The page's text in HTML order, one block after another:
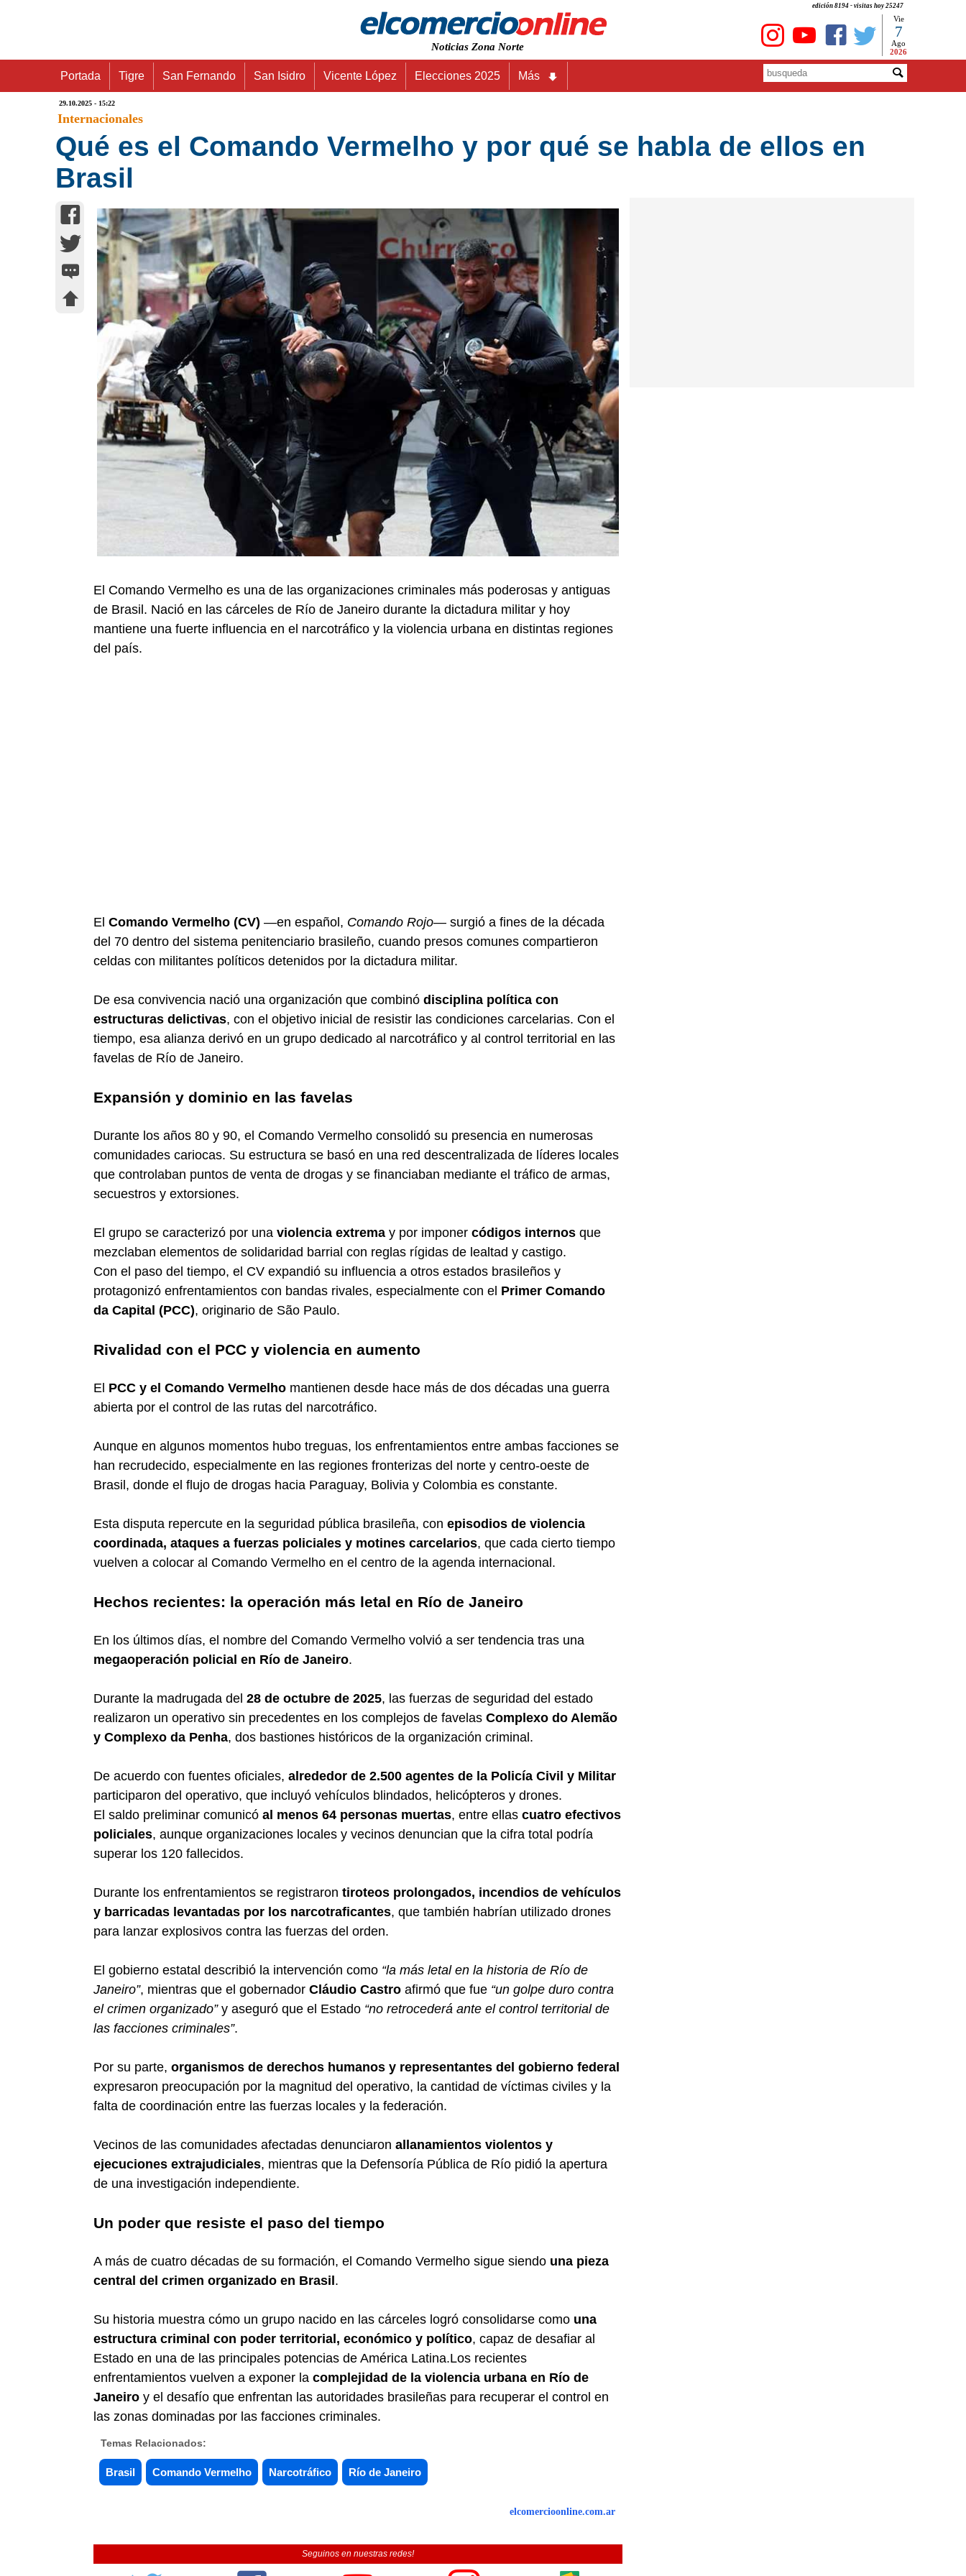
edición 8194 - visitas hoy 25247
Noticias Zona Norte
Vie
7
Ago
2026
Portada Tigre San Fernando San Isidro Vicente López Elecciones 2025 Más
29.10.2025 - 15:22
Internacionales
Qué es el Comando Vermelho y por qué se habla de ellos en
Brasil
El Comando Vermelho es una de las organizaciones criminales más poderosas y antiguas
de Brasil. Nació en las cárceles de Río de Janeiro durante la dictadura militar y hoy
mantiene una fuerte influencia en el narcotráfico y la violencia urbana en distintas regiones
del país.
El Comando Vermelho (CV) —en español, Comando Rojo— surgió a fines de la década
del 70 dentro del sistema penitenciario brasileño, cuando presos comunes compartieron
celdas con militantes políticos detenidos por la dictadura militar.
De esa convivencia nació una organización que combinó disciplina política con
estructuras delictivas, con el objetivo inicial de resistir las condiciones carcelarias. Con el
tiempo, esa alianza derivó en un grupo dedicado al narcotráfico y al control territorial en las
favelas de Río de Janeiro.
Expansión y dominio en las favelas
Durante los años 80 y 90, el Comando Vermelho consolidó su presencia en numerosas
comunidades cariocas. Su estructura se basó en una red descentralizada de líderes locales
que controlaban puntos de venta de drogas y se financiaban mediante el tráfico de armas,
secuestros y extorsiones.
El grupo se caracterizó por una violencia extrema y por imponer códigos internos que
mezclaban elementos de solidaridad barrial con reglas rígidas de lealtad y castigo.
Con el paso del tiempo, el CV expandió su influencia a otros estados brasileños y
protagonizó enfrentamientos con bandas rivales, especialmente con el Primer Comando
da Capital (PCC), originario de São Paulo.
Rivalidad con el PCC y violencia en aumento
El PCC y el Comando Vermelho mantienen desde hace más de dos décadas una guerra
abierta por el control de las rutas del narcotráfico.
Aunque en algunos momentos hubo treguas, los enfrentamientos entre ambas facciones se
han recrudecido, especialmente en las regiones fronterizas del norte y centro-oeste de
Brasil, donde el flujo de drogas hacia Paraguay, Bolivia y Colombia es constante.
Esta disputa repercute en la seguridad pública brasileña, con episodios de violencia
coordinada, ataques a fuerzas policiales y motines carcelarios, que cada cierto tiempo
vuelven a colocar al Comando Vermelho en el centro de la agenda internacional.
Hechos recientes: la operación más letal en Río de Janeiro
En los últimos días, el nombre del Comando Vermelho volvió a ser tendencia tras una
megaoperación policial en Río de Janeiro.
Durante la madrugada del 28 de octubre de 2025, las fuerzas de seguridad del estado
realizaron un operativo sin precedentes en los complejos de favelas Complexo do Alemão
y Complexo da Penha, dos bastiones históricos de la organización criminal.
De acuerdo con fuentes oficiales, alrededor de 2.500 agentes de la Policía Civil y Militar
participaron del operativo, que incluyó vehículos blindados, helicópteros y drones.
El saldo preliminar comunicó al menos 64 personas muertas, entre ellas cuatro efectivos
policiales, aunque organizaciones locales y vecinos denuncian que la cifra total podría
superar los 120 fallecidos.
Durante los enfrentamientos se registraron tiroteos prolongados, incendios de vehículos
y barricadas levantadas por los narcotraficantes, que también habrían utilizado drones
para lanzar explosivos contra las fuerzas del orden.
El gobierno estatal describió la intervención como “la más letal en la historia de Río de
Janeiro”, mientras que el gobernador Cláudio Castro afirmó que fue “un golpe duro contra
el crimen organizado”y aseguró que el Estado “no retrocederá ante el control territorial de
las facciones criminales”.
Por su parte, organismos de derechos humanos y representantes del gobierno federal
expresaron preocupación por la magnitud del operativo, la cantidad de víctimas civiles y la
falta de coordinación entre las fuerzas locales y la federación.
Vecinos de las comunidades afectadas denunciaron allanamientos violentos y
ejecuciones extrajudiciales, mientras que la Defensoría Pública de Río pidió la apertura
de una investigación independiente.
Un poder que resiste el paso del tiempo
A más de cuatro décadas de su formación, el Comando Vermelho sigue siendo una pieza
central del crimen organizado en Brasil .
Su historia muestra cómo un grupo nacido en las cárceles logró consolidarse como una
estructura criminal con poder territorial, económico y político, capaz de desafiar al
Estado en una de las principales potencias de América Latina.Los recientes
enfrentamientos vuelven a exponer la complejidad de la violencia urbana en Río de
Janeiro y el desafío que enfrentan las autoridades brasileñas para recuperar el control en
las zonas dominadas por las facciones criminales.
Temas Relacionados:
Brasil Comando Vermelho Narcotráfico Río de Janeiro
elcomercioonline.com.ar
Seguinos en nuestras redes!